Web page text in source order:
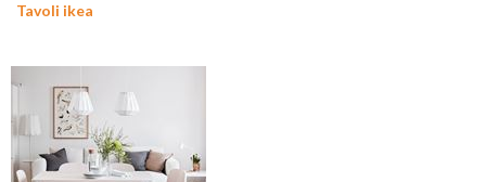
Tavoli ikea